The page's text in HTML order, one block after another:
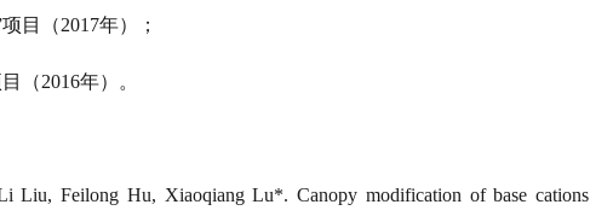
目（2017年）；
（2016年）。
Liu, Feilong Hu, Xiaoqiang Lu*. Canopy modification of base cations